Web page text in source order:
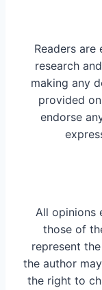
Readers
research
making any
provided
endorse
All opinions
those of
represent
the author
the right to